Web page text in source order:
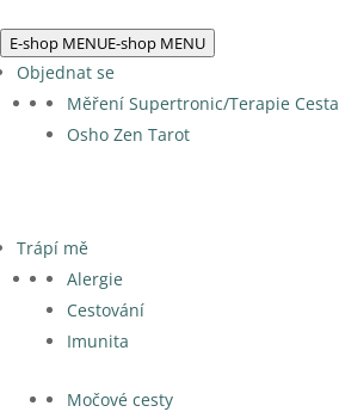
E-shop MENUE-shop MENU
Objednat se
Měření Supertronic/Terapie Cesta
Osho Zen Tarot
Trápí mě
Alergie
Cestování
Imunita
Močové cesty